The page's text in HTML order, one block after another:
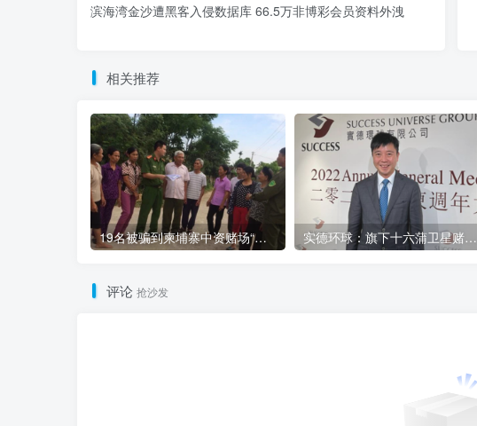
滨海湾金沙遭黑客入侵数据库 66.5万非博彩会员资料外洩
相关推荐
19名被骗到柬埔寨中资赌场“做菠菜”的越南人被解救 实德环球：旗下十六蒲卫星赌场会继续经营
评论 抢沙发